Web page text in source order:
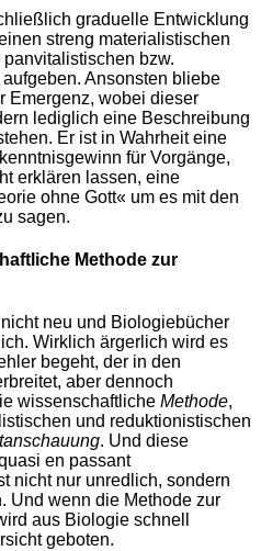
graduelle Entwicklung
streng materialistischen
bzw.
Ansonsten bliebe
Emergenz, wobei dieser
lediglich eine Beschreibung
Er ist in Wahrheit eine
für Vorgänge,
erklären lassen, eine
ohne Gott« um es mit den
sagen.
Methode zur
neu und Biologiebücher
Wirklich ärgerlich wird es
begeht, der in den
aber dennoch
wissenschaftliche Methode,
und reduktionistischen
. Und diese
en passant
nicht nur unredlich, sondern
Und wenn die Methode zur
aus Biologie schnell
geboten.